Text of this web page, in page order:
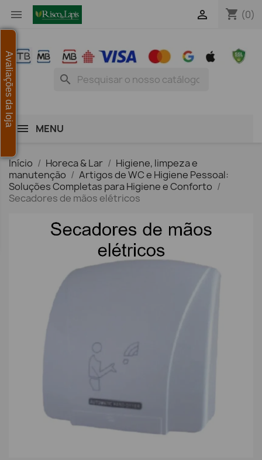
 shopping_cart (0)

search
MENU
Início Horeca & Lar
Higiene, limpeza e
manutenção
Artigos de WC e Higiene Pessoal:
Soluções Completas para Higiene e Conforto
Secadores de mãos elétricos
Avaliações da loja